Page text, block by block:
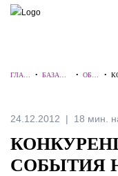
ПОИСК ПО САЙТУ
ГЛАВ
• БАЗА
• ОБЗО
•
24.12.2012 18 мин.
СОБЫТИЯ